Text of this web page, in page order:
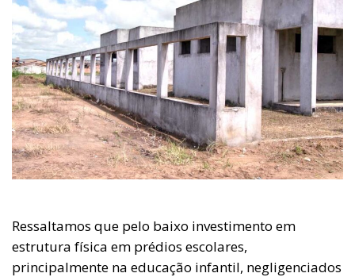
Ressaltamos que pelo baixo investimento em
estrutura física em prédios escolares,
principalmente na educação infantil, negligenciados